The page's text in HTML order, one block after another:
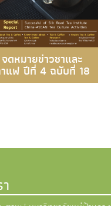
จดหมายข่าวชาและ
แฟ ปีที่ 4 ฉบับที่ 18